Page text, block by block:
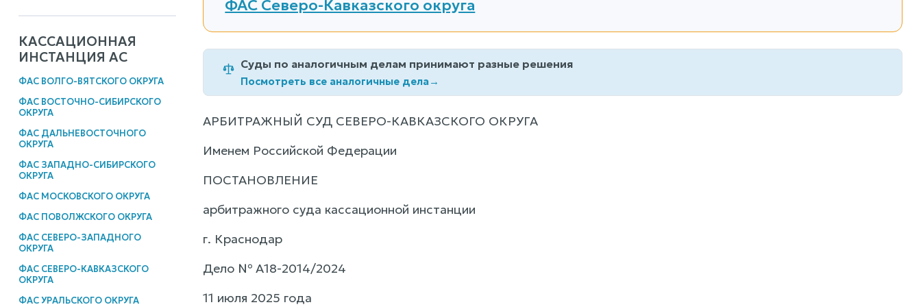
КАССАЦИОННАЯ
ИНСТАНЦИЯ АС
ФАС ВОЛГО-ВЯТСКОГО ОКРУГА
ФАС ВОСТОЧНО-СИБИРСКОГО
ОКРУГА
ФАС ДАЛЬНЕВОСТОЧНОГО
ОКРУГА
ФАС ЗАПАДНО-СИБИРСКОГО
ОКРУГА
ФАС МОСКОВСКОГО ОКРУГА
ФАС ПОВОЛЖСКОГО ОКРУГА
ФАС СЕВЕРО-ЗАПАДНОГО
ОКРУГА
ФАС СЕВЕРО-КАВКАЗСКОГО
ОКРУГА
ФАС УРАЛЬСКОГО ОКРУГА
ФАС Северо-Кавказского округа
Суды по аналогичным делам принимают разные решения
Посмотреть все аналогичные дела→
АРБИТРАЖНЫЙ СУД СЕВЕРО-КАВКАЗСКОГО ОКРУГА
Именем Российской Федерации
ПОСТАНОВЛЕНИЕ
арбитражного суда кассационной инстанции
г. Краснодар
Дело № А18-2014/2024
11 июля 2025 года